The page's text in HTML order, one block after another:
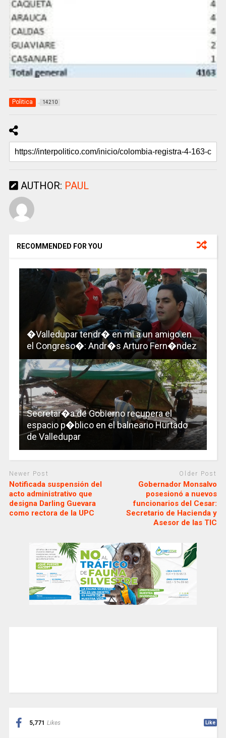
Politica 14210
AUTHOR: PAUL
RECOMMENDED FOR YOU
�Valledupar tendr� en mi a un amigo en
el Congreso�: Andr�s Arturo Fern�ndez
Secretar�a de Gobierno recupera el
espacio p�blico en el balneario Hurtado
de Valledupar
Newer Post
Notificada suspensión del
acto administrativo que
designa Darling Guevara
como rectora de la UPC
Older Post
Gobernador Monsalvo
posesionó a nuevos
funcionarios del Cesar:
Secretario de Hacienda y
Asesor de las TIC
5,771 Likes Like